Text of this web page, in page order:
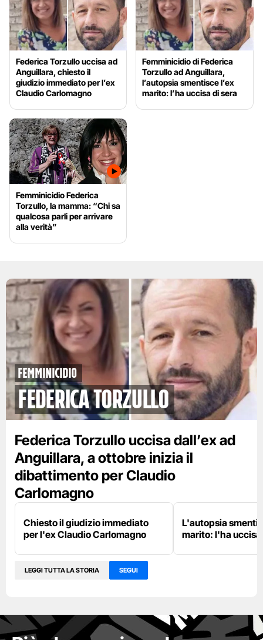
Federica Torzullo uccisa ad
Anguillara, chiesto il
giudizio immediato per l’ex
Claudio Carlomagno
Femminicidio di Federica
Torzullo ad Anguillara,
l’autopsia smentisce l’ex
marito: l’ha uccisa di sera
Femminicidio Federica
Torzullo, la mamma: “Chi sa
qualcosa parli per arrivare
alla verità”
Femminicidio
Federica Torzullo
Federica Torzullo uccisa dall’ex ad
Anguillara, a ottobre inizia il
dibattimento per Claudio
Carlomagno
Chiesto il giudizio immediato
per l'ex Claudio Carlomagno
L'autopsia
marito: l'ha uccisa
LEGGI TUTTA LA STORIA SEGUI